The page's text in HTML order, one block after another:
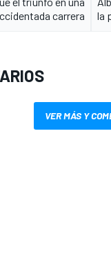
carrera
la
VER MÁS Y